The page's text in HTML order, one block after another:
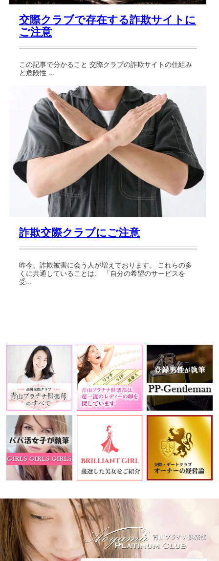
交際クラブで存在する詐欺サイトに
ご注意
この記事で分かること 交際クラブの詐欺サイトの仕組み
と危険性 ...
詐欺交際クラブにご注意
昨今、詐欺被害に会う人が増えております。 これらの多
くに共通していることは、 「自分の希望のサービスを
受...